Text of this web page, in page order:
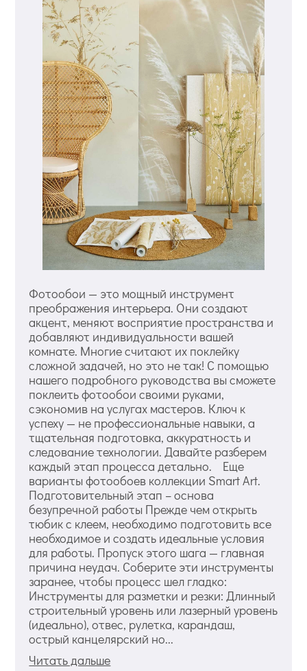
Фотообои — это мощный инструмент
преображения интерьера. Они создают
акцент, меняют восприятие пространства и
добавляют индивидуальности вашей
комнате. Многие считают их поклейку
сложной задачей, но это не так! С помощью
нашего подробного руководства вы сможете
поклеить фотообои своими руками,
сэкономив на услугах мастеров. Ключ к
успеху — не профессиональные навыки, а
тщательная подготовка, аккуратность и
следование технологии. Давайте разберем
каждый этап процесса детально. Еще
варианты фотообоев коллекции Smart Art.
Подготовительный этап – основа
безупречной работы Прежде чем открыть
тюбик с клеем, необходимо подготовить все
необходимое и создать идеальные условия
для работы. Пропуск этого шага — главная
причина неудач. Соберите эти инструменты
заранее, чтобы процесс шел гладко:
Инструменты для разметки и резки: Длинный
строительный уровень или лазерный уровень
(идеально), отвес, рулетка, карандаш,
острый канцелярский но...
Читать дальше